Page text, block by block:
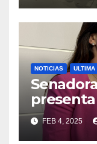
NOTICIAS ULTIMA
violencia
FEB 4, 2025